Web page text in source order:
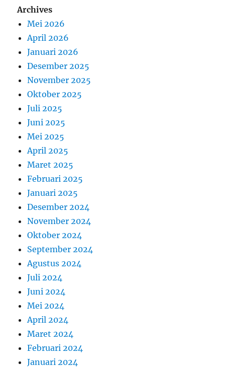
Archives
Mei 2026
April 2026
Januari 2026
Desember 2025
November 2025
Oktober 2025
Juli 2025
Juni 2025
Mei 2025
April 2025
Maret 2025
Februari 2025
Januari 2025
Desember 2024
November 2024
Oktober 2024
September 2024
Agustus 2024
Juli 2024
Juni 2024
Mei 2024
April 2024
Maret 2024
Februari 2024
Januari 2024